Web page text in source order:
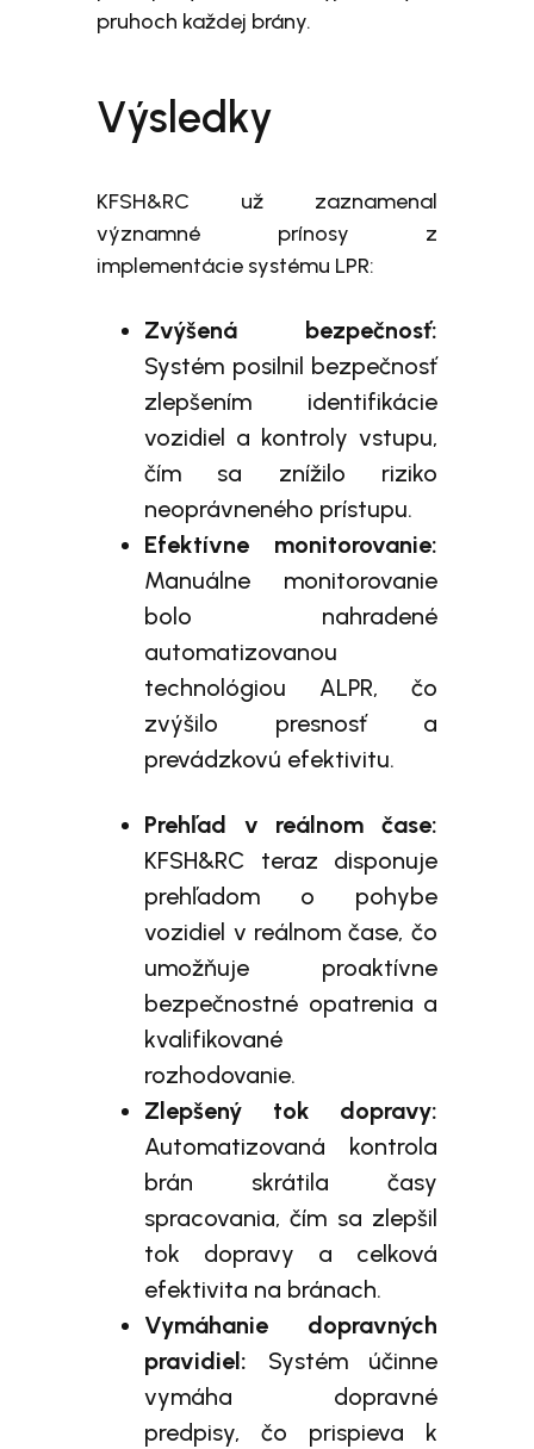
pruhoch každej brány.
Výsledky
KFSH&RC už zaznamenal
významné prínosy z
implementácie systému LPR:
Zvýšená bezpečnosť:
Systém posilnil bezpečnosť
zlepšením identifikácie
vozidiel a kontroly vstupu,
čím sa znížilo riziko
neoprávneného prístupu.
Efektívne monitorovanie:
Manuálne monitorovanie
bolo nahradené
automatizovanou
technológiou ALPR, čo
zvýšilo presnosť a
prevádzkovú efektivitu.
Prehľad v reálnom čase:
KFSH&RC teraz disponuje
prehľadom o pohybe
vozidiel v reálnom čase, čo
umožňuje proaktívne
bezpečnostné opatrenia a
kvalifikované
rozhodovanie.
Zlepšený tok dopravy:
Automatizovaná kontrola
brán skrátila časy
spracovania, čím sa zlepšil
tok dopravy a celková
efektivita na bránach.
Vymáhanie dopravných
pravidiel: Systém účinne
vymáha dopravné
predpisy, čo prispieva k